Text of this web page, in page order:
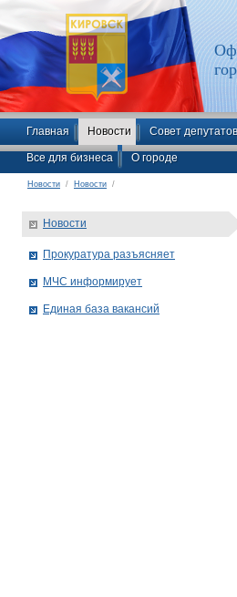
Главная Новости Совет депутатов
Все для бизнеса О городе
Новости / Новости /
Новости
Прокуратура разъясняет
МЧС информирует
Единая база вакансий